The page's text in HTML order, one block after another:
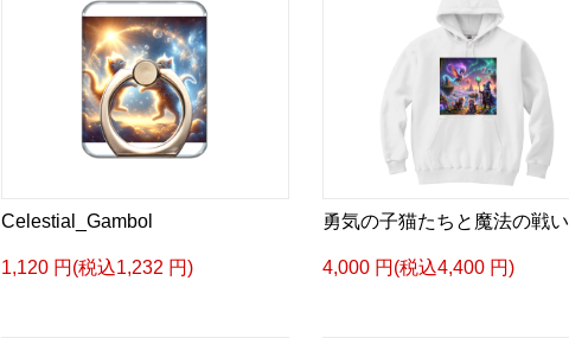
Celestial_Gambol
1,120 円(税込1,232 円)
勇気の子猫たちと魔法の戦い
4,000 円(税込4,400 円)